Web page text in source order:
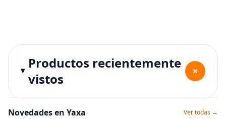
Productos recientemente
vistos
+
Novedades en Yaxa Ver todas →